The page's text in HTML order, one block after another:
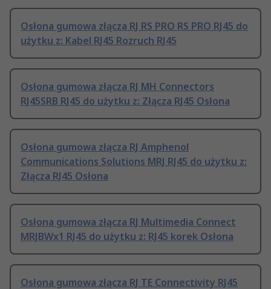
Osłona gumowa złącza RJ RS PRO RS PRO RJ45 do
użytku z: Kabel RJ45 Rozruch RJ45
Osłona gumowa złącza RJ MH Connectors
RJ45SRB RJ45 do użytku z: Złącza RJ45 Osłona
Osłona gumowa złącza RJ Amphenol
Communications Solutions MRJ RJ45 do użytku z:
Złącza RJ45 Osłona
Osłona gumowa złącza RJ Multimedia Connect
MRJBWx1 RJ45 do użytku z: RJ45 korek Osłona
Osłona gumowa złącza RJ TE Connectivity RJ45